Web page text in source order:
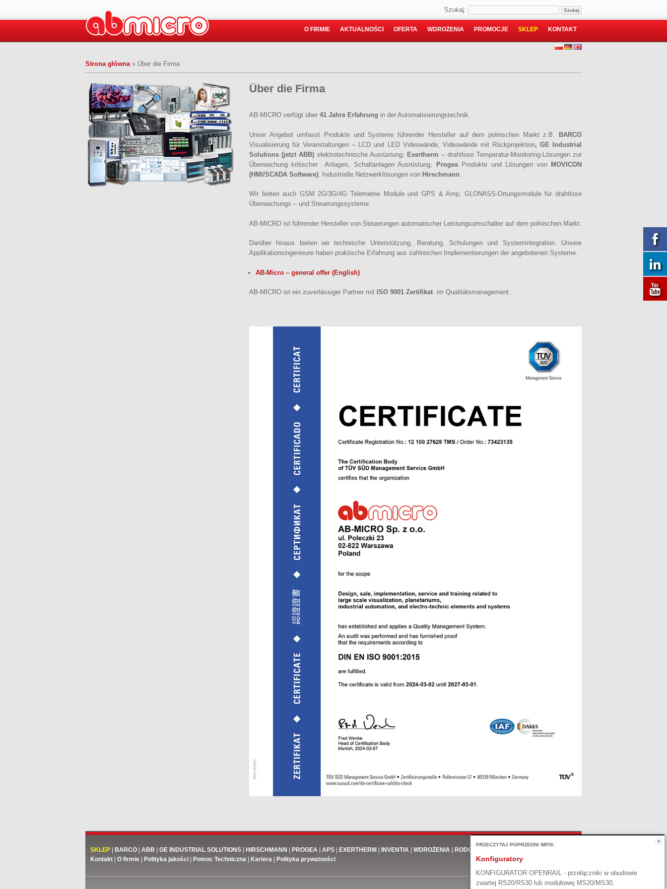
Szukaj:
O FIRMIE AKTUALNOŚCI OFERTA WDROŻENIA PROMOCJE SKLEP KONTAKT
Strona główna» Über die Firma
Über die Firma
AB-MICRO verfügt über 41 Jahre Erfahrung in der Automatisierungstechnik.
Unser Angebot umfasst Produkte und Systeme führender Hersteller auf dem polnischen Markt z.B. BARCO
Visualisierung für Veranstaltungen – LCD und LED Videowände, Videowände mit Rückprojektion, GE Industrial
Solutions (jetzt ABB) elektrotechnische Ausrüstung; Exertherm – drahtlose Temperatur-Monitoring-Lösungen zur
Überwachung kritischer Anlagen, Schaltanlagen Ausrüstung; ProgeaProdukte und Lösungen von MOVICON
(HMI/SCADA Software); Industrielle Netzwerklösungen von Hirschmann
Wir bieten auch GSM 2G/3G/4G Telemetrie Module und GPS & Amp; GLONASS-Ortungsmodule für drahtlose
Überwachungs – und Steuerungssysteme.
AB-MICRO ist führender Hersteller von Steuerungen automatischer Leistungsumschalter auf dem polnischen Markt.
Darüber hinaus bieten wir technische Unterstützung, Beratung, Schulungen und Systemintegration. Unsere
Applikationsingenieure haben praktische Erfahrung aus zahlreichen Implementierungen der angebotenen Systeme.
AB-Micro – general offer (English)
AB-MICRO ist ein zuverlässiger Partner mit ISO 9001 Zertifikat im Qualitätsmanagement.
SKLEP BARCO ABB GE INDUSTRIAL SOLUTIONS HIRSCHMANN PROGEA APS EXERTHERM INVENTIA WDROŻENIA
RODO
Kontakt
O firmie Polityka jakości Pomoc Techniczna Kariera Polityka prywatności
PRZECZYTAJ POPRZEDNI WPIS:
Konfiguratory
KONFIGURATOR OPENRAIL - przełączniki w obudowie
zwartej RS20/RS30 lub modułowej MS20/MS30,